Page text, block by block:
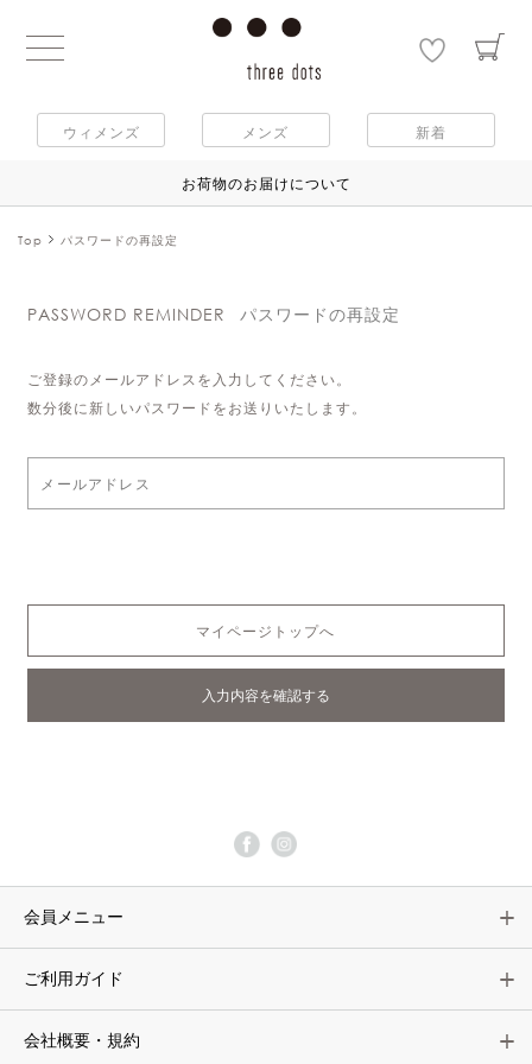
ウィメンズ メンズ 新着
お荷物のお届けについて
Top パスワードの再設定
PASSWORD REMINDER パスワードの再設定
ご登録のメールアドレスを入力してください。
数分後に新しいパスワードをお送りいたします。
マイページトップへ
会員メニュー
ご利用ガイド
会社概要・規約